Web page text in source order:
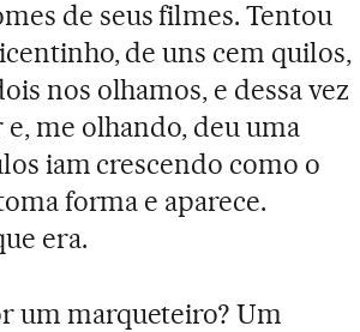
de seus filmes. Tentou
de uns cem quilos,
nos olhamos, e dessa vez
e, me olhando, deu uma
iam crescendo como o
forma e aparece.
era.
um marqueteiro? Um